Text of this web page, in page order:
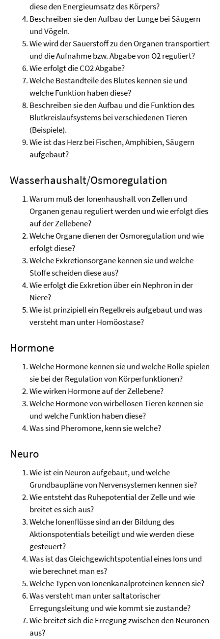
diese den Energieumsatz des Körpers?
Beschreiben sie den Aufbau der Lunge bei Säugern
und Vögeln.
Wie wird der Sauerstoff zu den Organen transportiert
und die Aufnahme bzw. Abgabe von O2 reguliert?
Wie erfolgt die CO2 Abgabe?
Welche Bestandteile des Blutes kennen sie und
welche Funktion haben diese?
Beschreiben sie den Aufbau und die Funktion des
Blutkreislaufsystems bei verschiedenen Tieren
(Beispiele).
Wie ist das Herz bei Fischen, Amphibien, Säugern
aufgebaut?
Wasserhaushalt/Osmoregulation
Warum muß der Ionenhaushalt von Zellen und
Organen genau reguliert werden und wie erfolgt dies
auf der Zellebene?
Welche Organe dienen der Osmoregulation und wie
erfolgt diese?
Welche Exkretionsorgane kennen sie und welche
Stoffe scheiden diese aus?
Wie erfolgt die Exkretion über ein Nephron in der
Niere?
Wie ist prinzipiell ein Regelkreis aufgebaut und was
versteht man unter Homöostase?
Hormone
Welche Hormone kennen sie und welche Rolle spielen
sie bei der Regulation von Körperfunktionen?
Wie wirken Hormone auf der Zellebene?
Welche Hormone von wirbellosen Tieren kennen sie
und welche Funktion haben diese?
Was sind Pheromone, kenn sie welche?
Neuro
Wie ist ein Neuron aufgebaut, und welche
Grundbaupläne von Nervensystemen kennen sie?
Wie entsteht das Ruhepotential der Zelle und wie
breitet es sich aus?
Welche Ionenflüsse sind an der Bildung des
Aktionspotentials beteiligt und wie werden diese
gesteuert?
Was ist das Gleichgewichtspotential eines Ions und
wie berechnet man es?
Welche Typen von Ionenkanalproteinen kennen sie?
Was versteht man unter saltatorischer
Erregungsleitung und wie kommt sie zustande?
Wie breitet sich die Erregung zwischen den Neuronen
aus?